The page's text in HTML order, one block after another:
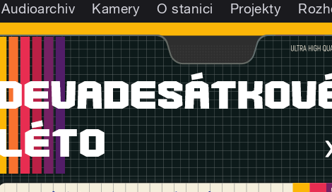
Audioarchiv Kamery O stanici Projekty